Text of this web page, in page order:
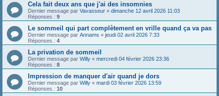
Cela fait deux ans que j'ai des insomnies
Dernier message par Vavasseur « dimanche 12 avril 2026 11:03
Réponses : 9
Le sommeil qui part complètement en vrille quand ça va pas
Dernier message par Annams « jeudi 02 avril 2026 7:33
Réponses : 4
La privation de sommeil
Dernier message par Willy « mercredi 04 février 2026 23:36
Réponses : 8
Impression de manquer d'air quand je dors
Dernier message par Willy « mardi 03 février 2026 13:59
Réponses : 10